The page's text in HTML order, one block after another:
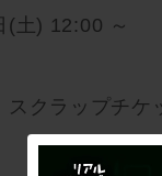
(土) 12:00 ～
クラップチケ